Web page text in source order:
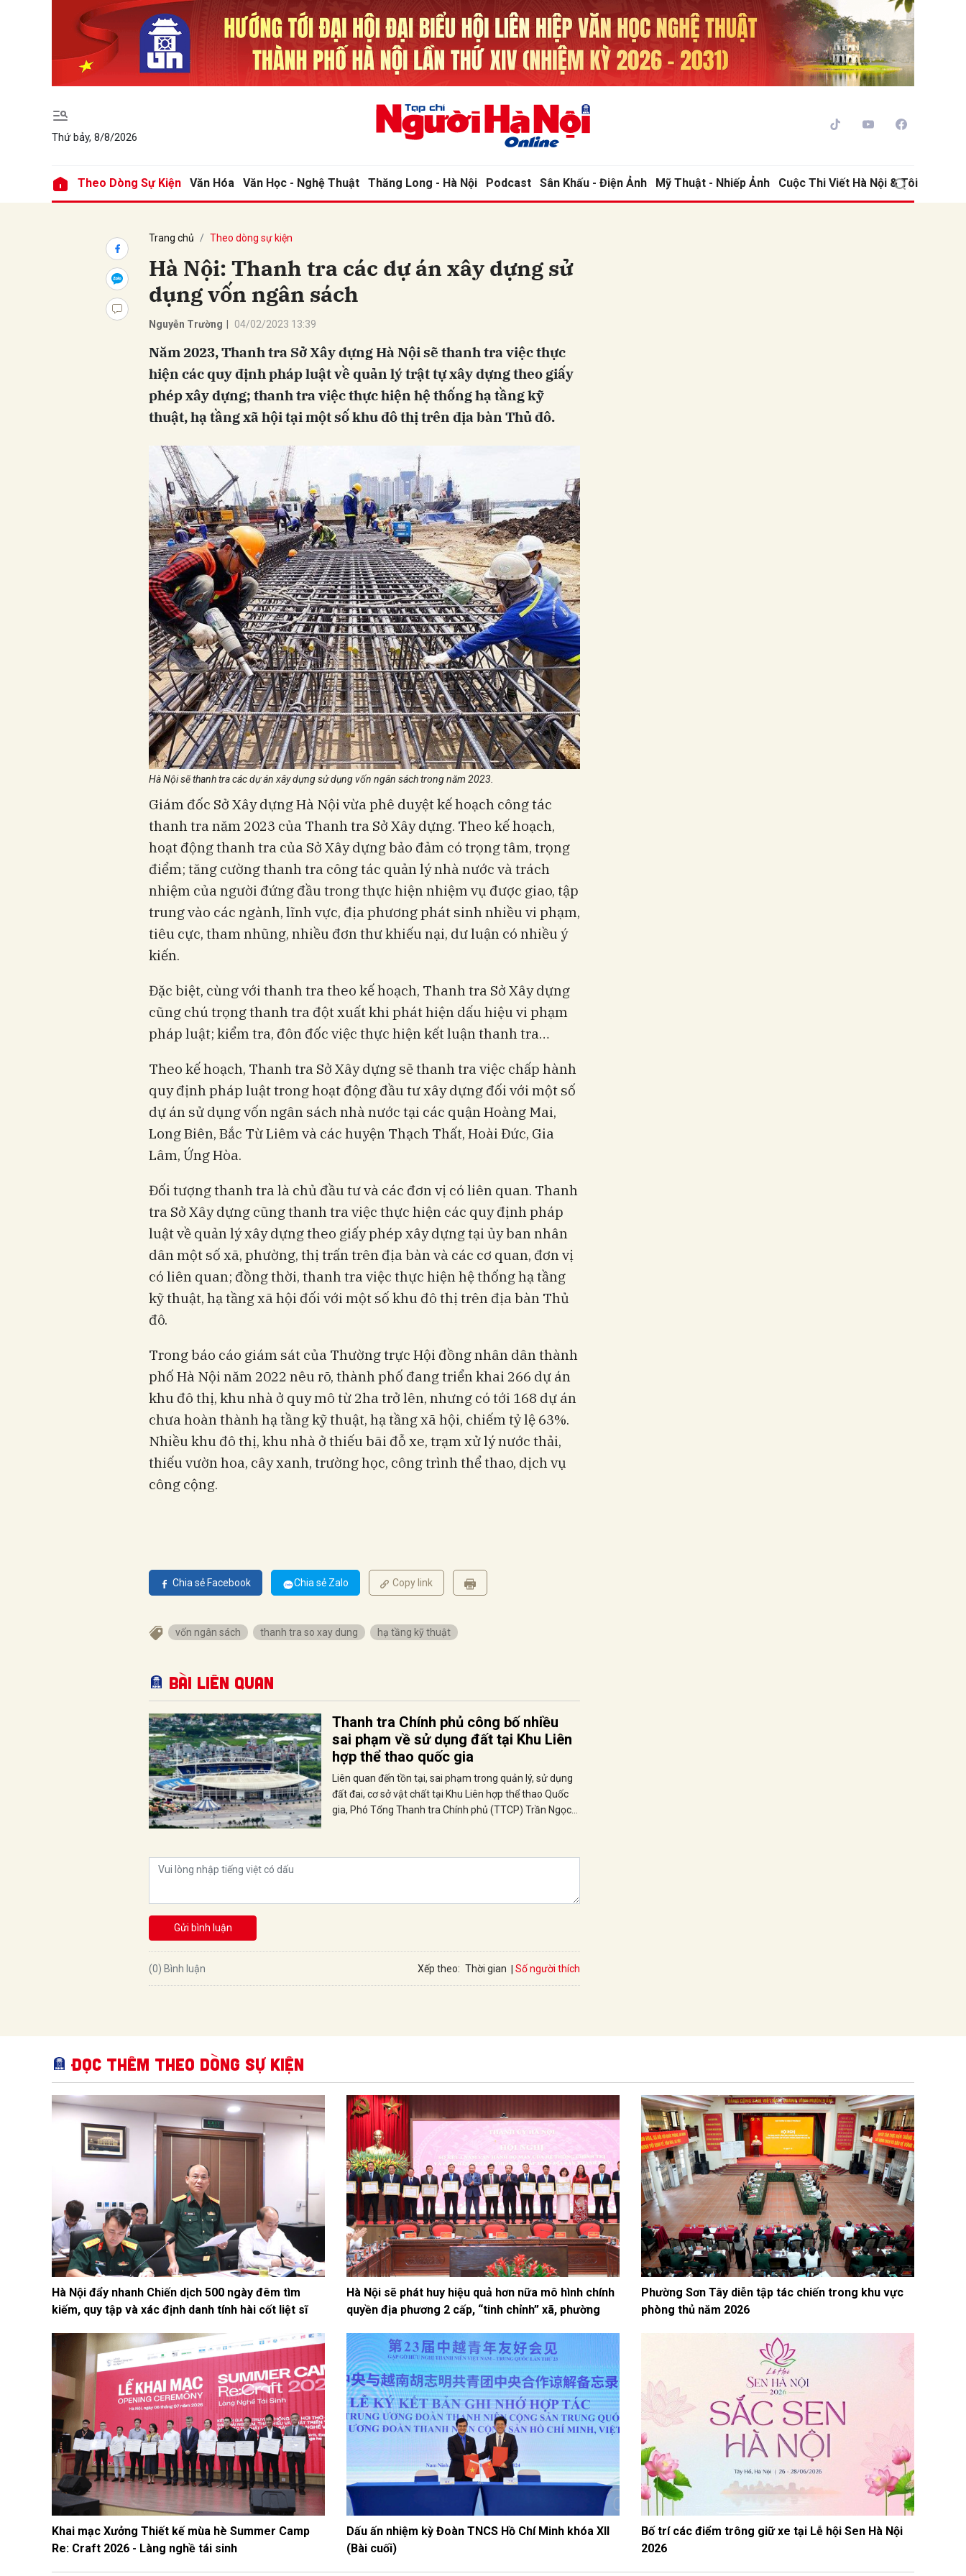
Thứ bảy, 8/8/2026
Theo Dòng Sự Kiện Văn Hóa Văn Học - Nghệ Thuật Thăng Long - Hà Nội Podcast Sân Khấu - Điện Ảnh Mỹ Thuật - Nhiếp Ảnh Cuộc Thi Viết Hà Nội & Tôi
Trang chủ Theo dòng sự kiện
Hà Nội: Thanh tra các dự án xây dựng sử
dụng vốn ngân sách
Nguyễn Trường 04/02/2023 13:39
Năm 2023, Thanh tra Sở Xây dựng Hà Nội sẽ thanh tra việc thực
hiện các quy định pháp luật về quản lý trật tự xây dựng theo giấy
phép xây dựng; thanh tra việc thực hiện hệ thống hạ tầng kỹ
thuật, hạ tầng xã hội tại một số khu đô thị trên địa bàn Thủ đô.
Hà Nội sẽ thanh tra các dự án xây dựng sử dụng vốn ngân sách trong năm 2023.
Giám đốc Sở Xây dựng Hà Nội vừa phê duyệt kế hoạch công tác
thanh tra năm 2023 của Thanh tra Sở Xây dựng. Theo kế hoạch,
hoạt động thanh tra của Sở Xây dựng bảo đảm có trọng tâm, trọng
điểm; tăng cường thanh tra công tác quản lý nhà nước và trách
nhiệm của người đứng đầu trong thực hiện nhiệm vụ được giao, tập
trung vào các ngành, lĩnh vực, địa phương phát sinh nhiều vi phạm,
tiêu cực, tham nhũng, nhiều đơn thư khiếu nại, dư luận có nhiều ý
kiến.
Đặc biệt, cùng với thanh tra theo kế hoạch, Thanh tra Sở Xây dựng
cũng chú trọng thanh tra đột xuất khi phát hiện dấu hiệu vi phạm
pháp luật; kiểm tra, đôn đốc việc thực hiện kết luận thanh tra…
Theo kế hoạch, Thanh tra Sở Xây dựng sẽ thanh tra việc chấp hành
quy định pháp luật trong hoạt động đầu tư xây dựng đối với một số
dự án sử dụng vốn ngân sách nhà nước tại các quận Hoàng Mai,
Long Biên, Bắc Từ Liêm và các huyện Thạch Thất, Hoài Đức, Gia
Lâm, Ứng Hòa.
Đối tượng thanh tra là chủ đầu tư và các đơn vị có liên quan. Thanh
tra Sở Xây dựng cũng thanh tra việc thực hiện các quy định pháp
luật về quản lý xây dựng theo giấy phép xây dựng tại ủy ban nhân
dân một số xã, phường, thị trấn trên địa bàn và các cơ quan, đơn vị
có liên quan; đồng thời, thanh tra việc thực hiện hệ thống hạ tầng
kỹ thuật, hạ tầng xã hội đối với một số khu đô thị trên địa bàn Thủ
đô.
Trong báo cáo giám sát của Thường trực Hội đồng nhân dân thành
phố Hà Nội năm 2022 nêu rõ, thành phố đang triển khai 266 dự án
khu đô thị, khu nhà ở quy mô từ 2ha trở lên, nhưng có tới 168 dự án
chưa hoàn thành hạ tầng kỹ thuật, hạ tầng xã hội, chiếm tỷ lệ 63%.
Nhiều khu đô thị, khu nhà ở thiếu bãi đỗ xe, trạm xử lý nước thải,
thiếu vườn hoa, cây xanh, trường học, công trình thể thao, dịch vụ
công cộng.
Chia sẻ Facebook Chia sẻ Zalo Copy link
vốn ngân sách thanh tra so xay dung hạ tầng kỹ thuật
Bài liên quan
Thanh tra Chính phủ công bố nhiều
sai phạm về sử dụng đất tại Khu Liên
hợp thể thao quốc gia
Liên quan đến tồn tại, sai phạm trong quản lý, sử dụng
đất đai, cơ sở vật chất tại Khu Liên hợp thể thao Quốc
gia, Phó Tổng Thanh tra Chính phủ (TTCP) Trần Ngọc
nghị nêu trong kết luận được Thủ tướng Chính phủ
Gửi bình luận
(0) Bình luận Xếp theo: Thời gian Số người thích
Đọc thêm Theo dòng sự kiện
Hà Nội đẩy nhanh Chiến dịch 500 ngày đêm tìm
kiếm, quy tập và xác định danh tính hài cốt liệt sĩ
Hà Nội sẽ phát huy hiệu quả hơn nữa mô hình chính
quyền địa phương 2 cấp, “tinh chỉnh” xã, phường
Phường Sơn Tây diễn tập tác chiến trong khu vực
phòng thủ năm 2026
Khai mạc Xưởng Thiết kế mùa hè Summer Camp
Re: Craft 2026 - Làng nghề tái sinh
Dấu ấn nhiệm kỳ Đoàn TNCS Hồ Chí Minh khóa XII
(Bài cuối)
Bố trí các điểm trông giữ xe tại Lễ hội Sen Hà Nội
2026
Gửi bình luận